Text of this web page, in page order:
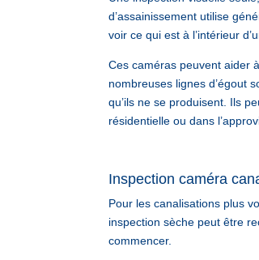
d’assainissement utilise
voir ce qui est à l’intérieur
Ces caméras peuvent aider
nombreuses lignes d’égout
qu’ils ne se produisent. Ils
résidentielle ou dans
Inspection caméra
Pour les canalisations plus
inspection sèche peut être
commencer.